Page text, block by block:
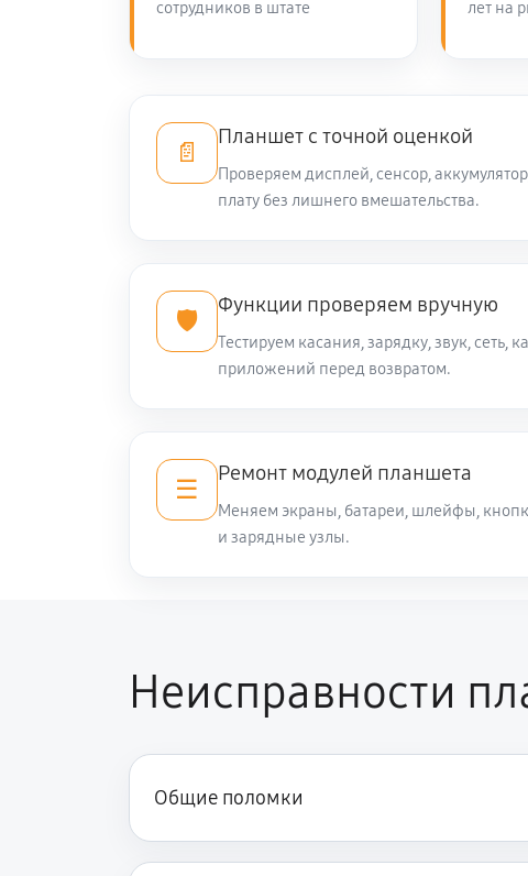
сотрудников в штате лет на
📄
Планшет с точной оценкой
Проверяем дисплей, сенсор,
плату без лишнего вмешательства.
🛡️
Функции проверяем вручную
Тестируем касания, зарядку, звук, сеть,
приложений перед возвратом.
☰
Ремонт модулей планшета
Меняем экраны, батареи, шлейфы,
и зарядные узлы.
Неисправности
Общие поломки